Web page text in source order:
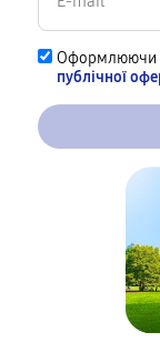
Оформлюючи
публічної